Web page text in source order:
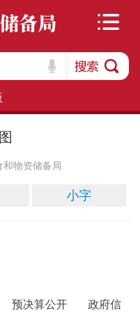
和物资储备局
小字
预决算公开
政府信